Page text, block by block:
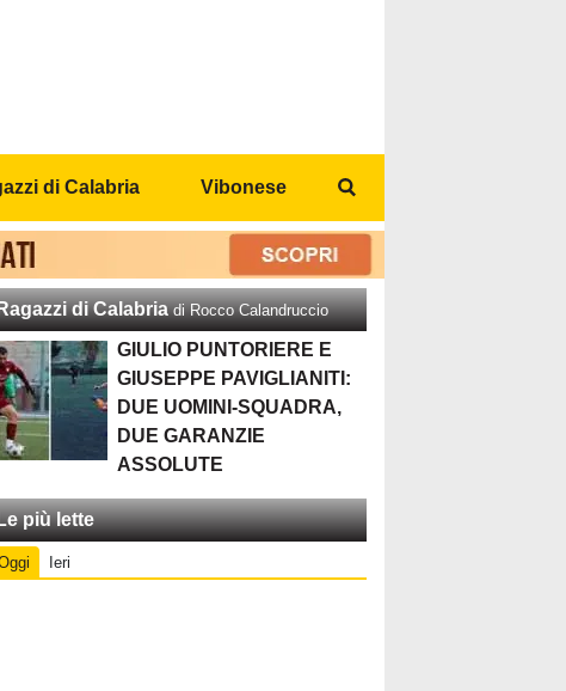
di Calabria Vibonese
di Calabria di Rocco Calandruccio
GIULIO PUNTORIERE E
GIUSEPPE PAVIGLIANITI:
DUE UOMINI-SQUADRA,
DUE GARANZIE
ASSOLUTE
più lette
Ieri